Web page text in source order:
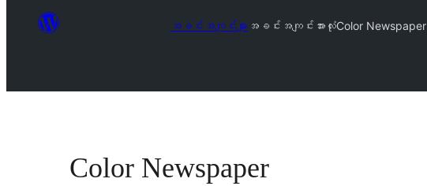
အခင်းအကျင်းများ အခင်းအကျင်းအားလုံးColor Newspaper
Color Newspaper